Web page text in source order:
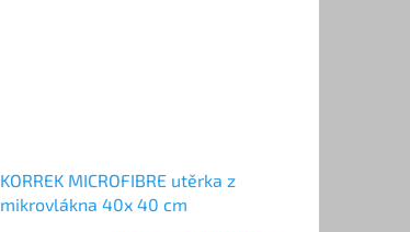
KORREK MICROFIBRE utěrka z
mikrovlákna 40x 40 cm